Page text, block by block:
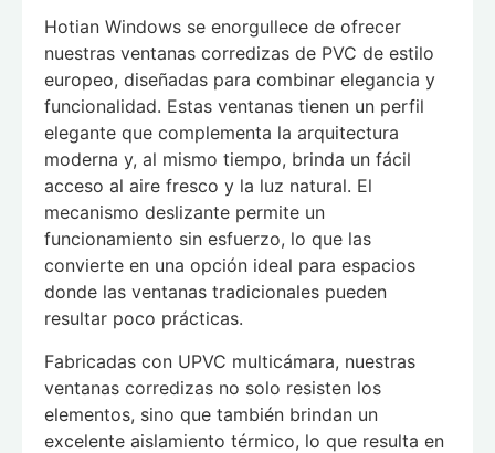
Hotian Windows se enorgullece de ofrecer
nuestras ventanas corredizas de PVC de estilo
europeo, diseñadas para combinar elegancia y
funcionalidad. Estas ventanas tienen un perfil
elegante que complementa la arquitectura
moderna y, al mismo tiempo, brinda un fácil
acceso al aire fresco y la luz natural. El
mecanismo deslizante permite un
funcionamiento sin esfuerzo, lo que las
convierte en una opción ideal para espacios
donde las ventanas tradicionales pueden
resultar poco prácticas.
Fabricadas con UPVC multicámara, nuestras
ventanas corredizas no solo resisten los
elementos, sino que también brindan un
excelente aislamiento térmico, lo que resulta en